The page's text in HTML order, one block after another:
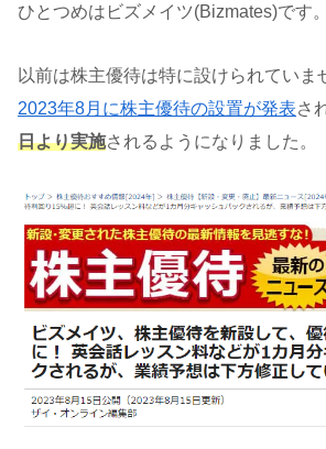
ひとつめはビズメイツ(Bizmates)です。
以前は株主優待は特に設けられていま
2023年8月に株主優待の設置が発表さ
日より実施されるようになりました。